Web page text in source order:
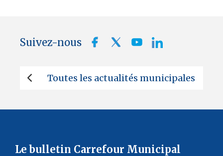
Suivez-nous
Toutes les actualités municipales
Le bulletin Carrefour Municipal